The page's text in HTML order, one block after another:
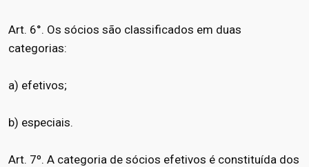
Art. 6°. Os sócios são classificados em duas
categorias:
a) efetivos;
b) especiais.
Art. 7º. A categoria de sócios efetivos é constituída dos